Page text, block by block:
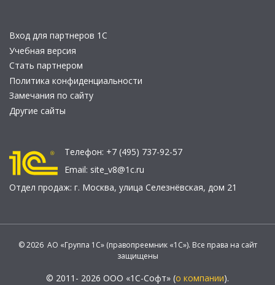
Вход для партнеров 1С
Учебная версия
Стать партнером
Политика конфиденциальности
Замечания по сайту
Другие сайты
Телефон: +7 (495) 737-92-57
Email: site_v8@1c.ru
Отдел продаж: г. Москва, улица Селезнёвская, дом 21
© 2026 АО «Группа 1С» (правопреемник «1С»). Все права на сайт
защищены
© 2011- 2026 ООО «1С-Софт» (о компании).